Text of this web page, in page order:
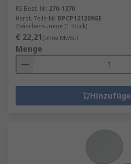
RS Best.-Nr. 270-1370
Herst. Teile-Nr. DPCP121209GE
Zwischensumme (1 Stück)
€ 22,21(ohne MwSt.)
Menge